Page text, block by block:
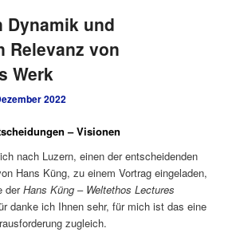
Dynamik und
Relevanz von
Werk
2022
– Visionen
nach Luzern, einen der entscheidenden
Hans Küng, zu einem Vortrag eingeladen,
derHans Küng – Weltethos Lectures
danke ich Ihnen sehr, für mich ist das eine
zugleich.